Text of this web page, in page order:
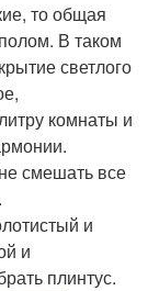
то общая
В таком
светлого
комнаты и
смешать все
и
и
плинтус.